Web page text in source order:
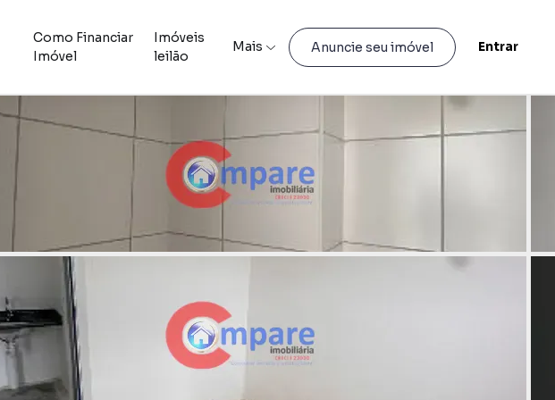
Como Financiar
Imóvel
Imóveis
leilão
Mais Anuncie seu imóvel Entrar